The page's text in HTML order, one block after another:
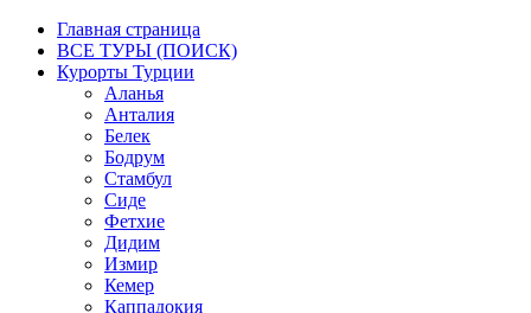
Главная страница
ВСЕ ТУРЫ (ПОИСК)
Курорты Турции
Аланья
Анталия
Белек
Бодрум
Стамбул
Сиде
Фетхие
Дидим
Измир
Кемер
Каппадокия